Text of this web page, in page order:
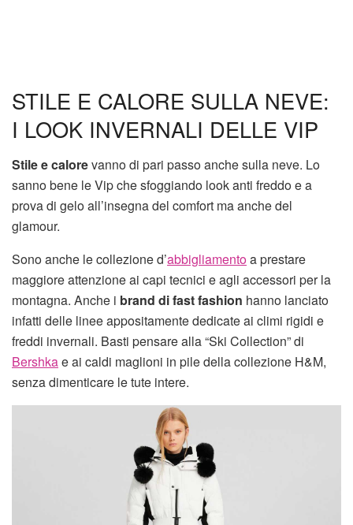
STILE E CALORE SULLA NEVE:
I LOOK INVERNALI DELLE VIP
Stile e calorevanno di pari passo anche sulla neve. Lo
sanno bene le Vip che sfoggiando look anti freddo e a
prova di gelo all’insegna del comfort ma anche del
glamour.
Sono anche le collezione d’abbigliamentoa prestare
maggiore attenzione ai capi tecnici e agli accessori per la
montagna. Anche i brand di fast fashion hanno lanciato
infatti delle linee appositamente dedicate ai climi rigidi e
freddi invernali. Basti pensare alla “Ski Collection” di
Bershkae ai caldi maglioni in pile della collezione H&M,
senza dimenticare le tute intere.